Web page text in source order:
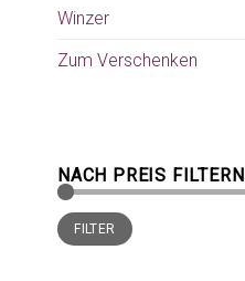
Winzer
Zum Verschenken
NACH PREIS FILTERN
Min.
Preis
Max.
PreisFILTER